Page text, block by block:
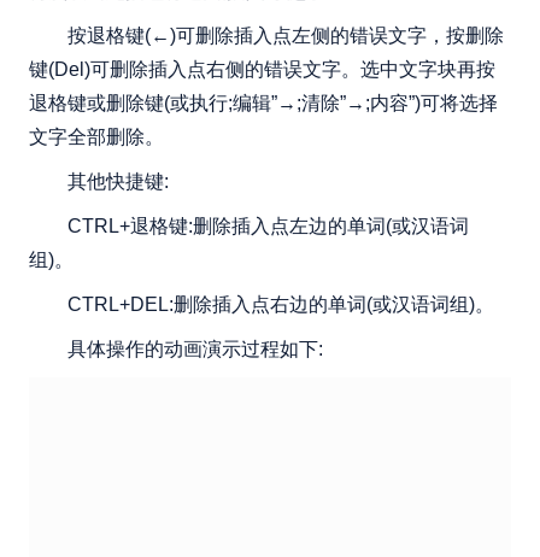
按退格键(←)可删除插入点左侧的错误文字，按删除
键(Del)可删除插入点右侧的错误文字。选中文字块再按
退格键或删除键(或执行;编辑”→;清除”→;内容”)可将选择
文字全部删除。
其他快捷键:
CTRL+退格键:删除插入点左边的单词(或汉语词
组)。
CTRL+DEL:删除插入点右边的单词(或汉语词组)。
具体操作的动画演示过程如下: